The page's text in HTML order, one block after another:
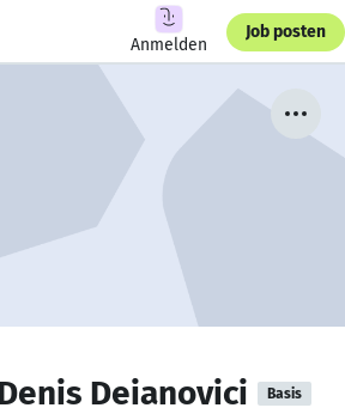
Anmelden
Job posten
Deianovici Basis